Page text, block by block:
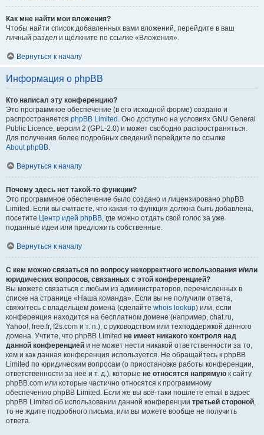
Как мне найти мои вложения?
Чтобы найти список добавленных вами вложений, перейдите в ваш
личный раздел и щёлкните по ссылке «Вложения».
Вернуться к началу
Информация о phpBB
Кто написал эту конференцию?
Это программное обеспечение (в его исходной форме) создано и
распространяется phpBB Limited . Оно доступно на условиях GNU General
Public Licence, версии 2 (GPL-2.0) и может свободно распространяться.
Для получения более подробных сведений перейдите по ссылке
About phpBB.
Вернуться к началу
Почему здесь нет такой-то функции?
Это программное обеспечение было создано и лицензировано phpBB
Limited. Если вы считаете, что какая-то функция должна быть добавлена,
посетите Центр идей phpBB, где можно отдать свой голос за уже
поданные идеи или предложить собственные.
Вернуться к началу
С кем можно связаться по вопросу некорректного использования и/или
юридических вопросов, связанных с этой конференцией?
Вы можете связаться с любым из администраторов, перечисленных в
списке на странице «Наша команда». Если вы не получили ответа,
свяжитесь с владельцем домена (сделайте whois lookup) или, если
конференция находится на бесплатном домене (например, chat.ru,
Yahoo!, free.fr, f2s.com и т. п.), с руководством или техподдержкой данного
домена. Учтите, что phpBB Limited не имеет никакого контроля над
данной конференцией и не может нести никакой ответственности за то,
кем и как данная конференция используется. Не обращайтесь к phpBB
Limited по юридическим вопросам (о приостановке работы конференции,
ответственности за неё и т. д.), которые не относятся напрямую к сайту
phpBB.com или которые частично относятся к программному
обеспечению phpBB Limited. Если же вы всё-таки пошлёте email в адрес
phpBB Limited об использовании данной конференции третьей стороной,
то не ждите подробного письма, или вы можете вообще не получить
ответа.